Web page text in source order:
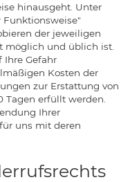
hinausgeht. Unter
der jeweiligen
möglich und üblich ist.
Ihre Gefahr
Kosten der
zur Erstattung von
Tagen erfüllt werden.
Ihrer
uns mit deren